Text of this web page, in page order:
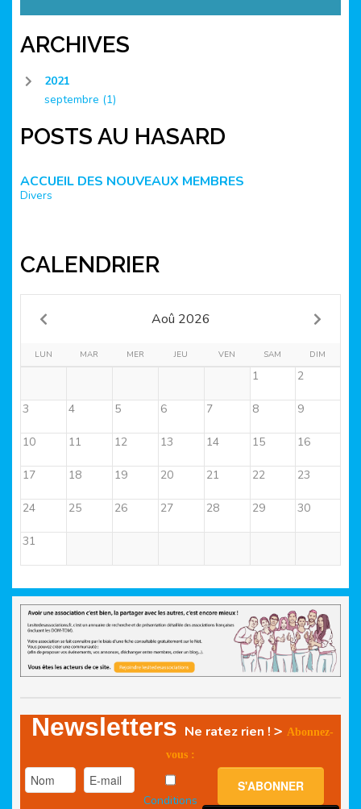
ARCHIVES
2021
septembre (1)
POSTS AU HASARD
ACCUEIL DES NOUVEAUX MEMBRES
Divers
CALENDRIER
Aoû 2026
LUN MAR MER JEU VEN SAM DIM
1 2
3 4 5 6 7 8 9
10 11 12 13 14 15 16
17 18 19 20 21 22 23
24 25 26 27 28 29 30
31
Newsletters Ne ratez rien ! > Abonnez-
vous :
Conditions